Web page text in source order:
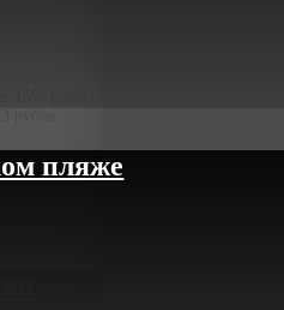
пляже
15% рынка онлайн-касс). Всего
рубля.
в общей сложности более трети